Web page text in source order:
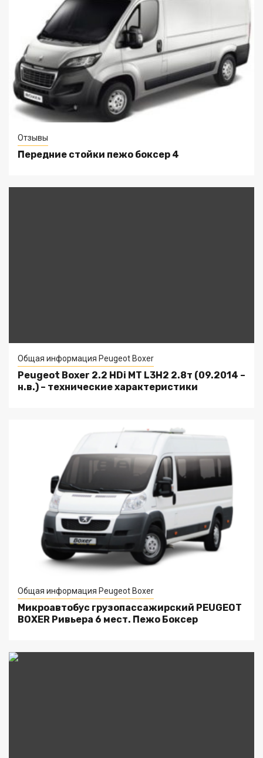
Отзывы
Передние стойки пежо боксер 4
Общая информация Peugeot Boxer
Peugeot Boxer 2.2 HDi MT L3H2 2.8т (09.2014 –
н.в.) – технические характеристики
Общая информация Peugeot Boxer
Микроавтобус грузопассажирский PEUGEOT
BOXER Ривьера 6 мест. Пежо Боксер